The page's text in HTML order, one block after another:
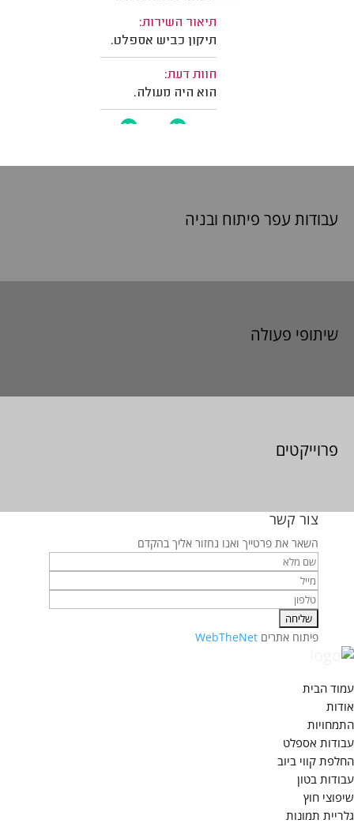
עבודות עפר פיתוח ובניה
שיתופי פעולה
פרוייקטים
צור קשר
השאר את פרטייך ואנו נחזור אליך בהקדם
פיתוח אתרים WebTheNet
עמוד הבית
אודות
התמחויות
עבודות אספלט
החלפת קווי ביוב
עבודות בטון
שיפוצי חוץ
גלריית תמונות